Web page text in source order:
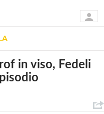
in viso, Fedeli